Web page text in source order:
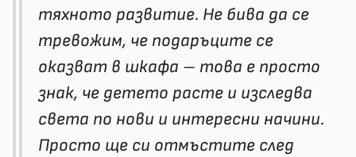
тяхното развитие. Не бива да се
тревожим, че подаръците се
оказват в шкафа – това е просто
знак, че детето расте и изследва
света по нови и интересни начини.
Просто ще си отмъстите след